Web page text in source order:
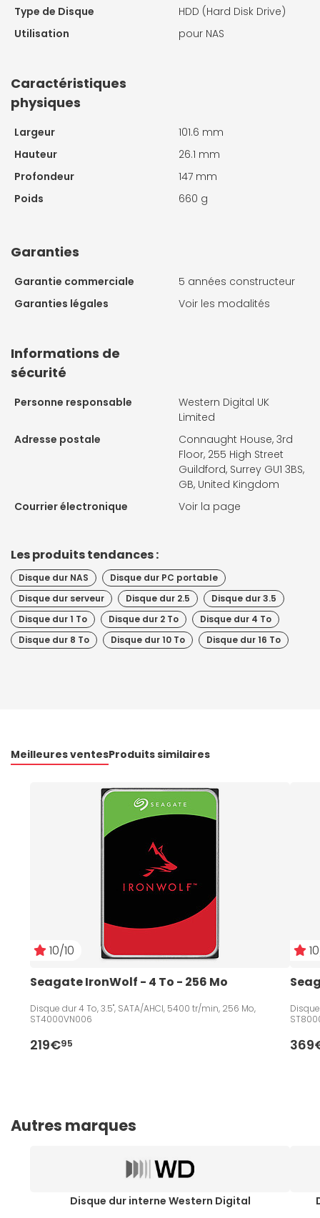
Type de Disque
HDD (Hard Disk Drive)
Utilisation
pour NAS
Caractéristiques
physiques
Largeur
101.6 mm
Hauteur
26.1 mm
Profondeur
147 mm
Poids
660 g
Garanties
Garantie commerciale
5 années constructeur
Garanties légales
Voir les modalités
Informations de
sécurité
Personne responsable
Western Digital UK
Limited
Adresse postale
Connaught House, 3rd
Floor, 255 High Street
Guildford, Surrey GU1 3BS,
GB, United Kingdom
Courrier électronique
Voir la page
Les produits tendances :
Disque dur NAS
Disque dur PC portable
Disque dur serveur
Disque dur 2.5
Disque dur 3.5
Disque dur 1 To
Disque dur 2 To
Disque dur 4 To
Disque dur 8 To
Disque dur 10 To Disque dur 16 To
Meilleures ventesProduits similaires
10/10
Seagate IronWolf - 4 To - 256 Mo
Disque dur 4 To, 3.5", SATA/AHCI, 5400 tr/min, 256 Mo,
ST4000VN006
219€95
Autres marques
Disque dur interne Western Digital